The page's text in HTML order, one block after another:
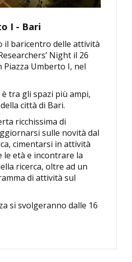
I - Bari
il baricentro delle attività
Night il 26
Umberto I, nel
tra gli spazi più ampi,
città di Bari.
ricchissima di
sulle novità dal
cimentarsi in attività
età e incontrare la
ricerca, oltre ad un
di attività sul
si svolgeranno dalle 16